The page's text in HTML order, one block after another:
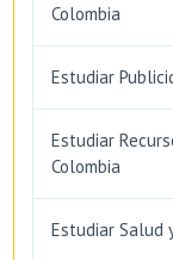
Colombia
Estudiar
Estudiar
Colombia
Estudiar Salud